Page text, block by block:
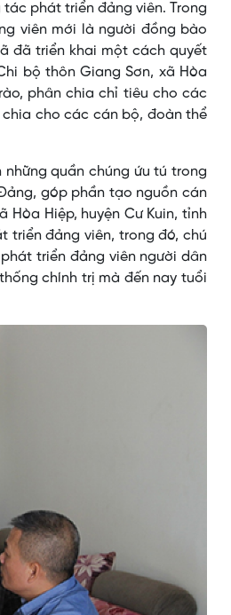
phát triển đảng viên. Trong
viên mới là người đồng bào
đã triển khai một cách quyết
bộ thôn Giang Sơn, xã Hòa
phân chia chỉ tiêu cho các
cho các cán bộ, đoàn thể
quần chúng ứu tú trong
góp phần tạo nguồn cán
Hòa Hiệp, huyện Cư Kuin, tỉnh
triển đảng viên, trong đó, chú
triển đảng viên người dân
chính trị mà đến nay tuổi